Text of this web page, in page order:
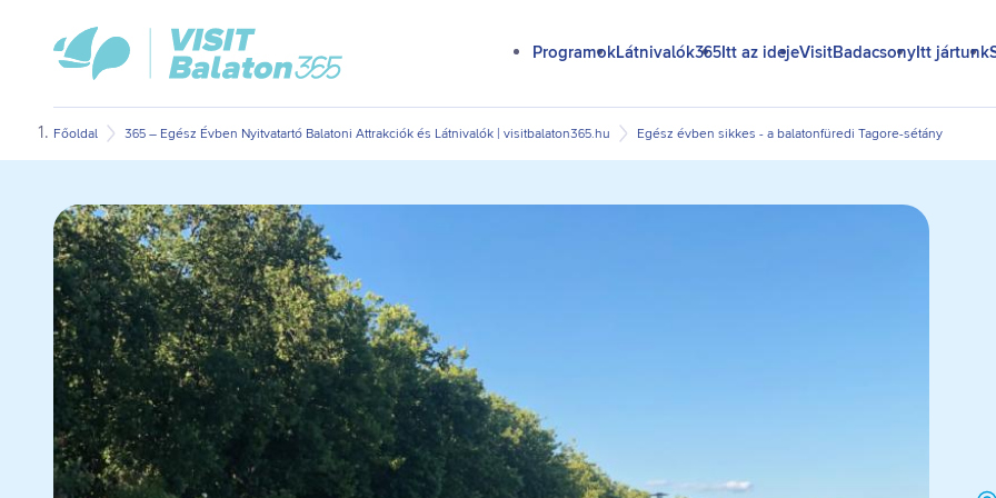
tartalomra
VisitBalaton365
kezdőlap
ProgramokLátnivalók365Itt az idejeVisitBadacsonyItt jártunk
Főoldal 365 – Egész Évben Nyitvatartó Balatoni Attrakciók és Látnivalók | visitbalaton365.hu Egész évben sikkes - a balatonfüredi Tagore-sétány